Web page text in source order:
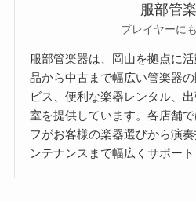
服部管
プレイヤーに
服部管楽器は、岡山を拠点に
品から中古まで幅広い管楽器
ビス、便利な楽器レンタル、
室を提供しています。各店舗
フがお客様の楽器選びから演
ンテナンスまで幅広くサポート